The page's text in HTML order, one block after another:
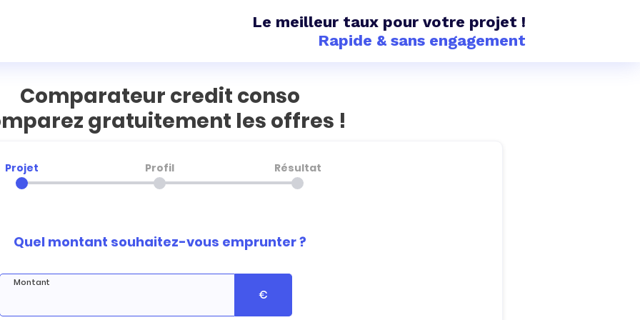
Le meilleur taux pour votre projet !
Rapide & sans engagement
Comparateur credit conso
gratuitement les offres !
Projet Profil Résultat
Quel montant souhaitez-vous emprunter ?
€
Montant